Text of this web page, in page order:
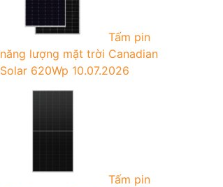
Tấm pin
năng lượng mặt trời Canadian
Solar 620Wp 10.07.2026
Tấm pin